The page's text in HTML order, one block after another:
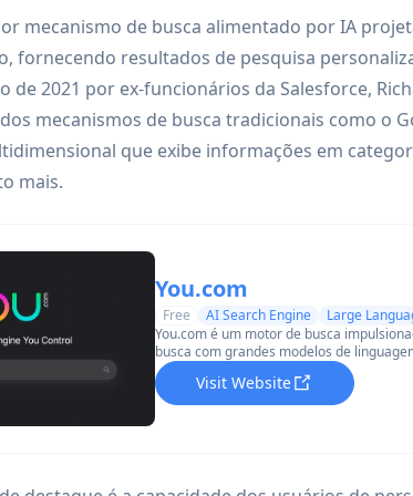
mecanismo de busca alimentado por IA
fornecendo resultados de pesquisa
de 2021 por ex-funcionários da Salesforce,
mecanismos de busca tradicionais como o
que exibe informações em
mais.
You.com
Free AI Search Engine
Large
You.com é um motor de busca
busca com grandes modelos de
personalizados e em tempo real.
Visit Website